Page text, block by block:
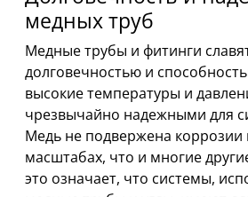
медных труб
Медные трубы и фитинги
долговечностью и
высокие температуры и
чрезвычайно надежными для
Медь не подвержена коррозии
масштабах, что и многие
это означает, что системы,